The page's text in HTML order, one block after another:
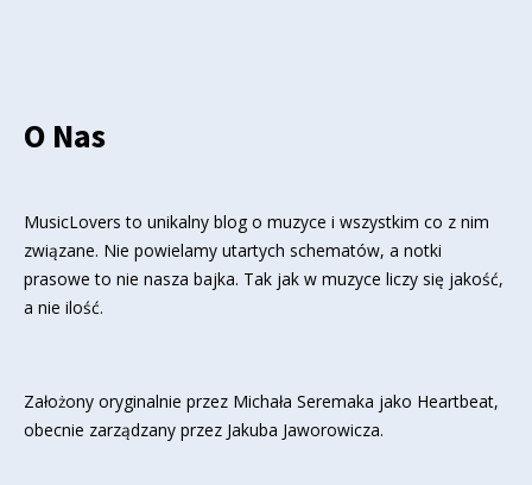
O Nas
MusicLovers to unikalny blog o muzyce i wszystkim co z nim
związane. Nie powielamy utartych schematów, a notki
prasowe to nie nasza bajka. Tak jak w muzyce liczy się jakość,
a nie ilość.
Założony oryginalnie przez Michała Seremaka jako Heartbeat,
obecnie zarządzany przez Jakuba Jaworowicza.